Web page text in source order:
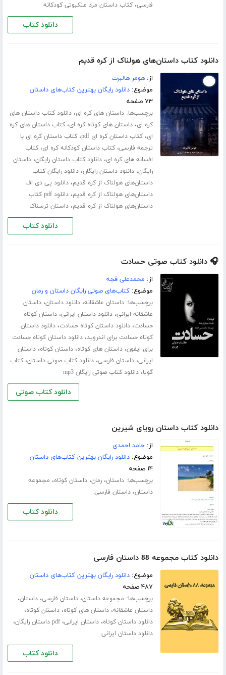
فارسی،کتاب داستان مرد عنکبوتی کودکانه
دانلود کتاب
دانلود کتاب داستان‌های هولناک از کره قدیم
از:هومر هالبرت
موضوع:دانلود رایگان بهترین کتاب‌های داستان
۷۳ صفحه
برچسب‌ها:داستان های کره ای،دانلود کتاب داستان های
کره ای،داستان های کوتاه کره ای،کتاب داستان های کره
ای،کتاب داستان کره ای pdf ،کتاب داستان کره ای با
ترجمه فارسی،کتاب داستان کودکانه کره ای،کتاب
افسانه های کره ای،دانلود کتاب داستان رایگان،داستان
رایگان،دانلود داستان رایگان،دانلود رایگان کتاب
داستان‌های هولناک از کره قدیم،دانلود پی دی اف
داستان‌های هولناک از کره قدیم،
دانلود pdf کتاب
داستان‌های هولناک از کره قدیم،داستان ترسناک
دانلود کتاب
🎧 دانلود کتاب صوتی حسادت
از: محمدعلی قجه
موضوع:کتاب‌های صوتی رایگان داستان و رمان
برچسب‌ها:داستان عاشقانه،دانلود داستان،داستان
عاشقانه ایرانی،دانلود داستان ایرانی،داستان کوتاه
حسادت،دانلود داستان کوتاه حسادت،دانلود داستان
کوتاه حسادت برای اندروید،دانلود داستان کوتاه حسادت
برای ایفون،داستان های کوتاه،داستان کوتاه،داستان
ایرانی،داستان فارسی،دانلود کتاب صوتی داستان،کتاب
گویا،دانلود کتاب صوتی رایگان mp3
دانلود کتاب صوتی
دانلود کتاب داستان رویای شیرین
از:حامد احمدی
موضوع:دانلود رایگان بهترین کتاب‌های داستان
۱۴ صفحه
برچسب‌ها:داستان،رمان،داستان کوتاه، مجموعه
داستان،داستان فارسی
دانلود کتاب
دانلود کتاب مجموعه 88 داستان فارسی
موضوع:دانلود رایگان بهترین کتاب‌های داستان
۴۸۷ صفحه
برچسب‌ها: مجموعه داستان،داستان فارسی،داستان،
داستان عاشقانه،داستان های کوتاه،داستان کوتاه،
دانلود داستان کوتاه،داستان ایرانی،pdf داستان رایگان ،
دانلود داستان ایرانی
دانلود کتاب